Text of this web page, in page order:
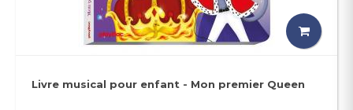
Livre musical pour enfant - Mon premier Queen